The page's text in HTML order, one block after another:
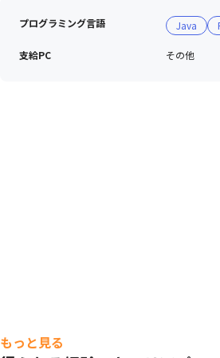
プログラミング言語 Java
支給PC その他
もっと見る